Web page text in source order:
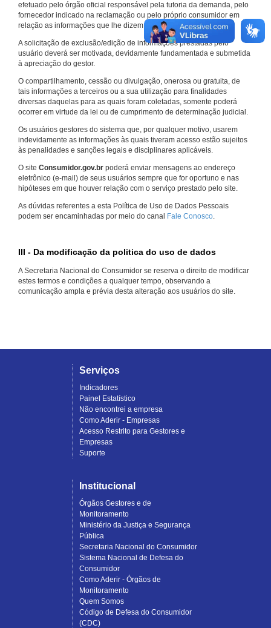
efetuado pelo órgão oficial responsável pela tutoria da demanda, pelo
fornecedor indicado na reclamação ou pelo próprio consumidor em
relação as informações que lhe dizem respeito.
A solicitação de exclusão/edição de informações prestadas pelo
usuário deverá ser motivada, devidamente fundamentada e submetida
à apreciação do gestor.
O compartilhamento, cessão ou divulgação, onerosa ou gratuita, de
tais informações a terceiros ou a sua utilização para finalidades
diversas daquelas para as quais foram coletadas, somente poderá
ocorrer em virtude da lei ou de cumprimento de determinação judicial.
Os usuários gestores do sistema que, por qualquer motivo, usarem
indevidamente as informações às quais tiveram acesso estão sujeitos
às penalidades e sanções legais e disciplinares aplicáveis.
O site Consumidor.gov.br poderá enviar mensagens ao endereço
eletrônico (e-mail) de seus usuários sempre que for oportuno e nas
hipóteses em que houver relação com o serviço prestado pelo site.
As dúvidas referentes a esta Política de Uso de Dados Pessoais
podem ser encaminhadas por meio do canal Fale Conosco.
III - Da modificação da politica do uso de dados
A Secretaria Nacional do Consumidor se reserva o direito de modificar
estes termos e condições a qualquer tempo, observando a
comunicação ampla e prévia desta alteração aos usuários do site.
Serviços
Indicadores
Painel Estatístico
Não encontrei a empresa
Como Aderir - Empresas
Acesso Restrito para Gestores e
Empresas
Suporte
Institucional
Órgãos Gestores e de
Monitoramento
Ministério da Justiça e Segurança
Pública
Secretaria Nacional do Consumidor
Sistema Nacional de Defesa do
Consumidor
Como Aderir - Órgãos de
Monitoramento
Quem Somos
Código de Defesa do Consumidor
(CDC)